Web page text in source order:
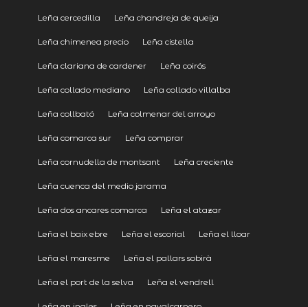
Leña cercedilla Leña chandreja de queija
Leña chimenea precio Leña cistella
Leña clariana de cardener Leña coirós
Leña collado mediano Leña collado villalba
Leña collbató Leña colmenar del arroyo
Leña comarca sur Leña comprar
Leña cornudella de montsant Leña creciente
Leña cuenca del medio jarama
Leña dos ancares comarca Leña el atazar
Leña el baix ebre Leña el escorial Leña el lloar
Leña el maresme Leña el pallars sobirà
Leña el port de la selva Leña el vendrell